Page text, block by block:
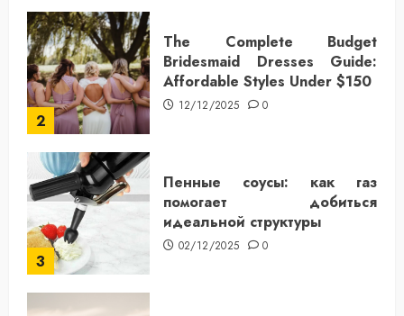
2
The Complete Budget
Bridesmaid Dresses Guide:
Affordable Styles Under $150
12/12/2025 0
3
Пенные соусы: как газ
помогает добиться
идеальной структуры
02/12/2025 0